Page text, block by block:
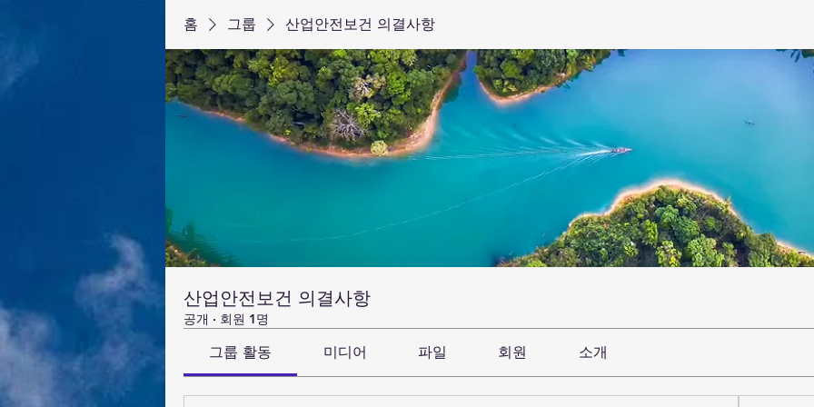
홈 그룹 산업안전보건 의결사항
산업안전보건 의결사항
공개 · 회원 1명
그룹 활동 미디어 파일 회원 소개